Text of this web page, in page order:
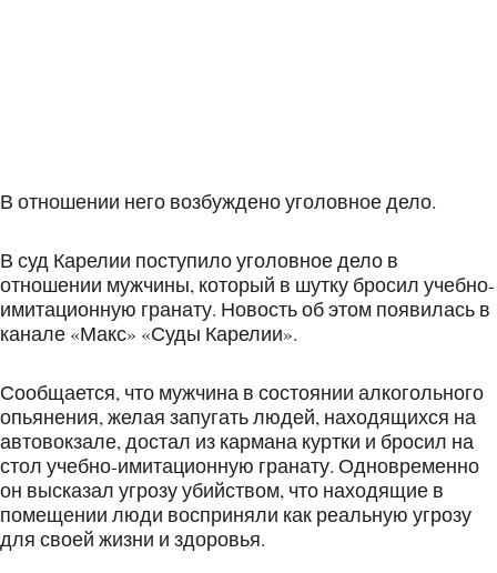
В отношении него возбуждено уголовное дело.
В суд Карелии поступило уголовное дело в
отношении мужчины, который в шутку бросил учебно-
имитационную гранату. Новость об этом появилась в
канале «Макс» «Суды Карелии».
Сообщается, что мужчина в состоянии алкогольного
опьянения, желая запугать людей, находящихся на
автовокзале, достал из кармана куртки и бросил на
стол учебно-имитационную гранату. Одновременно
он высказал угрозу убийством, что находящие в
помещении люди восприняли как реальную угрозу
для своей жизни и здоровья.